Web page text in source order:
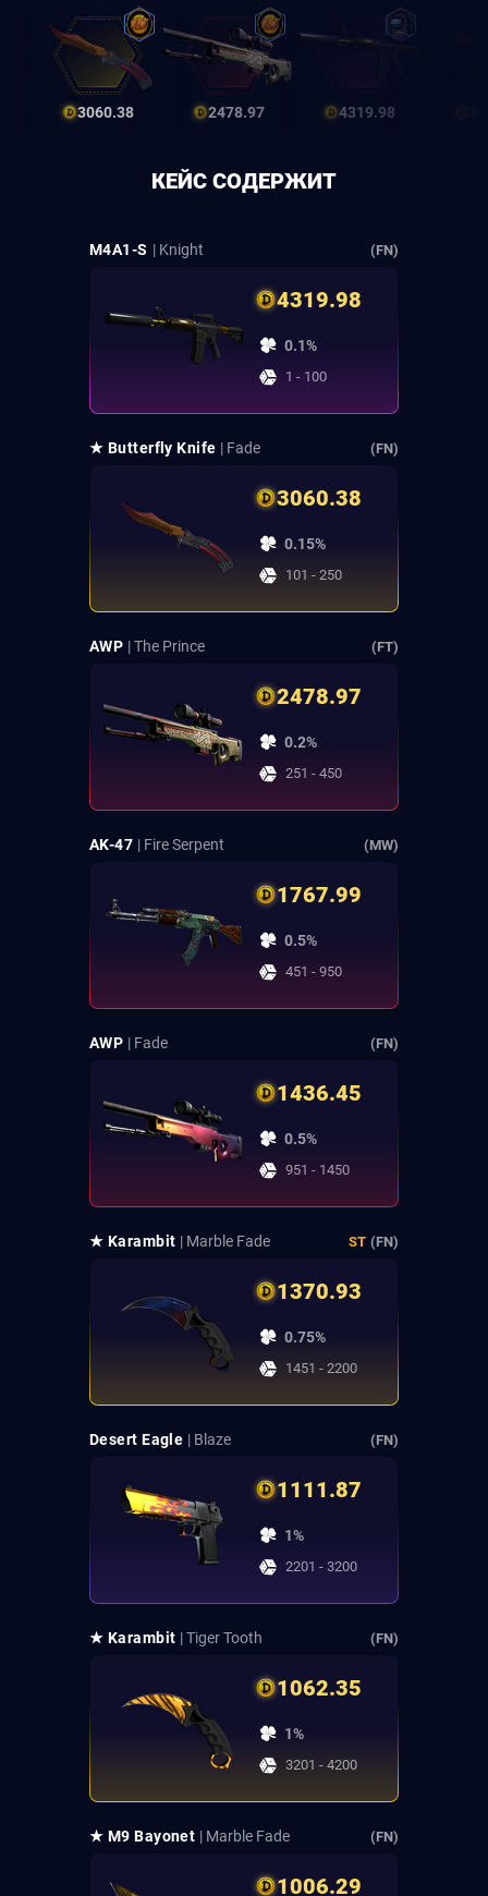
3060.38 2478.97 4319.98
КЕЙС СОДЕРЖИТ
M4A1-S | Knight (FN)
4319.98
0.1%
1 - 100
★ Butterfly Knife | Fade (FN)
3060.38
0.15%
101 - 250
AWP | The Prince (FT)
2478.97
0.2%
251 - 450
AK-47 | Fire Serpent (MW)
1767.99
0.5%
451 - 950
AWP | Fade (FN)
1436.45
0.5%
951 - 1450
★ Karambit | Marble Fade ST (FN)
1370.93
0.75%
1451 - 2200
Desert Eagle | Blaze (FN)
1111.87
1%
2201 - 3200
★ Karambit | Tiger Tooth (FN)
1062.35
1%
3201 - 4200
★ M9 Bayonet | Marble Fade (FN)
1006.29